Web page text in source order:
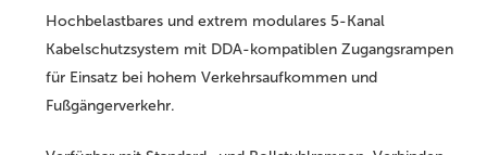
Hochbelastbares und extrem modulares 5-Kanal
Kabelschutzsystem mit DDA-kompatiblen Zugangsrampen
für Einsatz bei hohem Verkehrsaufkommen und
Fußgängerverkehr.